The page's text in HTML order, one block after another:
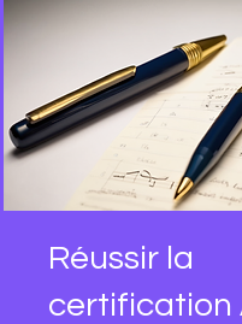
Réussir la
certification